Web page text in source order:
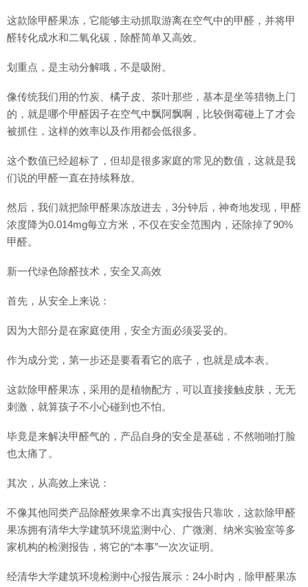
这款除甲醛果冻，它能够主动抓取游离在空气中的甲醛，并将甲
醛转化成水和二氧化碳，除醛简单又高效。
划重点，是主动分解哦，不是吸附。
像传统我们用的竹炭、橘子皮、茶叶那些，基本是坐等猎物上门
的，就是哪个甲醛因子在空气中飘阿飘啊，比较倒霉碰上了才会
被抓住，这样的效率以及作用都会低很多。
这个数值已经超标了，但却是很多家庭的常见的数值，这就是我
们说的甲醛一直在持续释放。
然后，我们就把除甲醛果冻放进去，3分钟后，神奇地发现，甲醛
浓度降为0.014mg每立方米，不仅在安全范围内，还除掉了90%
甲醛。
新一代绿色除醛技术，安全又高效
首先，从安全上来说：
因为大部分是在家庭使用，安全方面必须妥妥的。
作为成分党，第一步还是要看看它的底子，也就是成本表。
这款除甲醛果冻，采用的是植物配方，可以直接接触皮肤，无无
刺激，就算孩子不小心碰到也不怕。
毕竟是来解决甲醛气的，产品自身的安全是基础，不然啪啪打脸
也太痛了。
其次，从高效上来说：
不像其他同类产品除醛效果拿不出真实报告只靠吹，这款除甲醛
果冻拥有清华大学建筑环境监测中心、广微测、纳米实验室等多
家机构的检测报告，将它的“本事”一次次证明。
经清华大学建筑环境检测中心报告展示：24小时内，除甲醛果冻